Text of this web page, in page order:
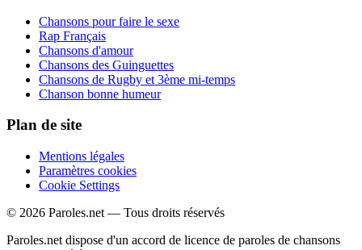
Chansons pour faire le sexe
Rap Français
Chansons d'amour
Chansons des Guinguettes
Chansons de Rugby et 3ème mi-temps
Chanson bonne humeur
Plan de site
Mentions légales
Paramètres cookies
Cookie Settings
© 2026 Paroles.net — Tous droits réservés
Paroles.net dispose d'un accord de licence de paroles de chansons